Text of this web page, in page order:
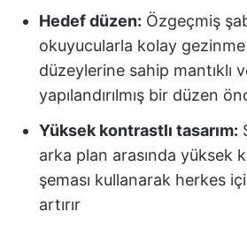
Hedef düzen: Özgeçmiş
okuyucularla kolay
düzeylerine sahip mantıklı
yapılandırılmış bir düzen
Yüksek kontrastlı tasarım:
arka plan arasında yüksek
şeması kullanarak herkes
artırır